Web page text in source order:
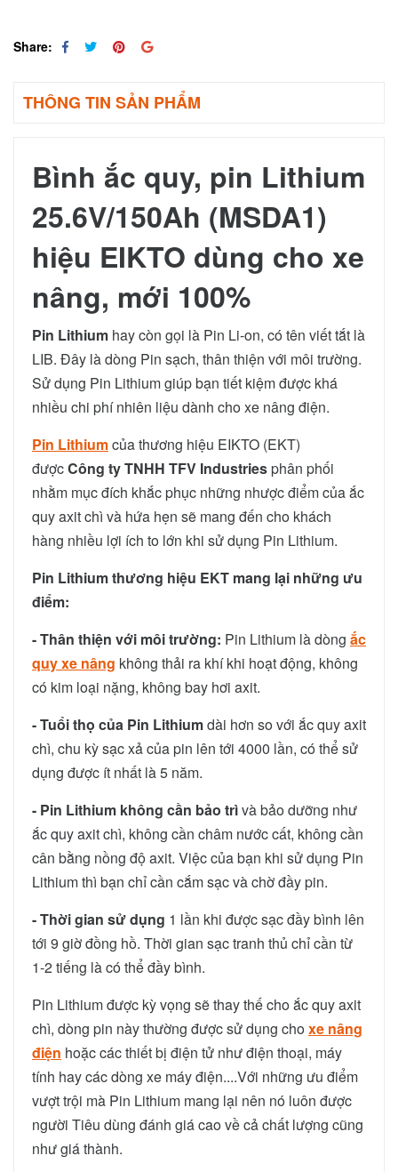
Share:
THÔNG TIN SẢN PHẨM
Bình ắc quy, pin Lithium
25.6V/150Ah (MSDA1)
hiệu EIKTO dùng cho xe
nâng, mới 100%
Pin Lithium hay còn gọi là Pin Li-on, có tên viết tắt là
LIB. Đây là dòng Pin sạch, thân thiện với môi trường.
Sử dụng Pin Lithium giúp bạn tiết kiệm được khá
nhiều chi phí nhiên liệu dành cho xe nâng điện.
Pin Lithiumcủa thương hiệu EIKTO (EKT)
đượcCông ty TNHH TFV Industriesphân phối
nhằm mục đích khắc phục những nhược điểm của ắc
quy axit chì và hứa hẹn sẽ mang đến cho khách
hàng nhiều lợi ích to lớn khi sử dụng Pin Lithium.
Pin Lithium thương hiệu EKT mang lại những ưu
điểm:
- Thân thiện với môi trường: Pin Lithium là dòng ắc
quy xe nâng không thải ra khí khi hoạt động, không
có kim loại nặng, không bay hơi axit.
- Tuổi thọ của Pin Lithiumdài hơn so với ắc quy axit
chì, chu kỳ sạc xả của pin lên tới 4000 lần, có thể sử
dụng được ít nhất là 5 năm.
- Pin Lithium không cần bảo trìvà bảo dưỡng như
ắc quy axit chì, không cần châm nước cất, không cần
cân bằng nồng độ axit. Việc của bạn khi sử dụng Pin
Lithium thì bạn chỉ cần cắm sạc và chờ đầy pin.
- Thời gian sử dụng 1 lần khi được sạc đầy bình lên
tới 9 giờ đồng hồ. Thời gian sạc tranh thủ chỉ cần từ
1-2 tiếng là có thể đầy bình.
Pin Lithium được kỳ vọng sẽ thay thế cho ắc quy axit
chì, dòng pin này thường được sử dụng choxe nâng
điện hoặc các thiết bị điện tử như điện thoại, máy
tính hay các dòng xe máy điện....Với những ưu điểm
vượt trội mà Pin Lithium mang lại nên nó luôn được
người Tiêu dùng đánh giá cao về cả chất lượng cũng
như giá thành.